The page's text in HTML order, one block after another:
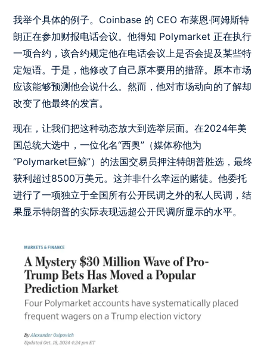
我举个具体的例子。Coinbase 的 CEO 布莱恩·阿姆斯特
朗正在参加财报电话会议。他得知 Polymarket 正在执行
一项合约，该合约规定他在电话会议上是否会提及某些特
定短语。于是，他修改了自己原本要用的措辞。原本市场
应该能够预测他会说什么。然而，他对市场动向的了解却
改变了他最终的发言。
现在，让我们把这种动态放大到选举层面。在2024年美
国总统大选中，一位化名“西奥”（媒体称他为
“Polymarket巨鲸”）的法国交易员押注特朗普胜选，最终
获利超过8500万美元。这并非什么幸运的赌徒。他委托
进行了一项独立于全国所有公开民调之外的私人民调，结
果显示特朗普的实际表现远超公开民调所显示的水平。